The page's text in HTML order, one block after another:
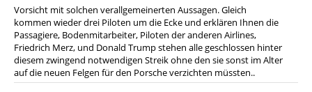
Vorsicht mit solchen verallgemeinerten Aussagen. Gleich
kommen wieder drei Piloten um die Ecke und erklären Ihnen die
Passagiere, Bodenmitarbeiter, Piloten der anderen Airlines,
Friedrich Merz, und Donald Trump stehen alle geschlossen hinter
diesem zwingend notwendigen Streik ohne den sie sonst im Alter
auf die neuen Felgen für den Porsche verzichten müssten..